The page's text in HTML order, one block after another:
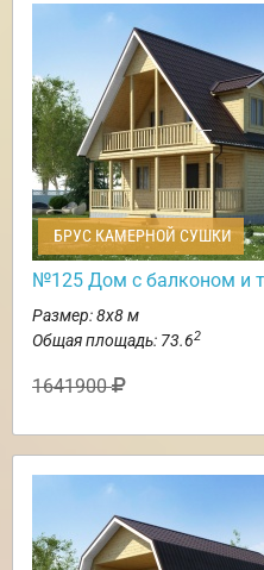
БРУС КАМЕРНОЙ СУШКИ
№125 Дом с балконом и
Размер: 8х8 м
Общая площадь: 73.62
1641900